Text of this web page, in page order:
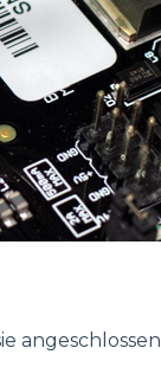
angeschlossen